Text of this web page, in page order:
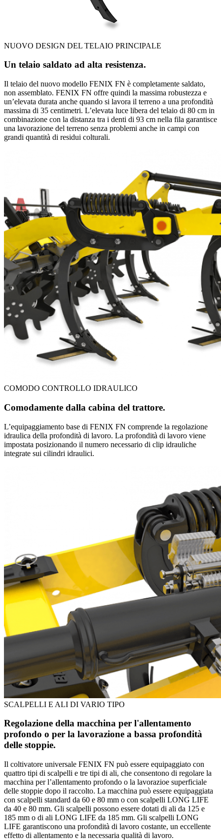
NUOVO DESIGN DEL TELAIO PRINCIPALE
Un telaio saldato ad alta resistenza.
Il telaio del nuovo modello FENIX FN è completamente saldato,
non assemblato. FENIX FN offre quindi la massima robustezza e
un’elevata durata anche quando si lavora il terreno a una profondità
massima di 35 centimetri. L’elevata luce libera del telaio di 80 cm in
combinazione con la distanza tra i denti di 93 cm nella fila garantisce
una lavorazione del terreno senza problemi anche in campi con
grandi quantità di residui colturali.
COMODO CONTROLLO IDRAULICO
Comodamente dalla cabina del trattore.
L’equipaggiamento base di FENIX FN comprende la regolazione
idraulica della profondità di lavoro. La profondità di lavoro viene
impostata posizionando il numero necessario di clip idrauliche
integrate sui cilindri idraulici.
SCALPELLI E ALI DI VARIO TIPO
Regolazione della macchina per l'allentamento
profondo o per la lavorazione a bassa profondità
delle stoppie.
Il coltivatore universale FENIX FN può essere equipaggiato con
quattro tipi di scalpelli e tre tipi di ali, che consentono di regolare la
macchina per l’allentamento profondo o la lavorazioe superficiale
delle stoppie dopo il raccolto. La macchina può essere equipaggiata
con scalpelli standard da 60 e 80 mm o con scalpelli LONG LIFE
da 40 e 80 mm. Gli scalpelli possono essere dotati di ali da 125 e
185 mm o di ali LONG LIFE da 185 mm. Gli scalpelli LONG
LIFE garantiscono una profondità di lavoro costante, un eccellente
effetto di allentamento e la necessaria qualità di lavoro.